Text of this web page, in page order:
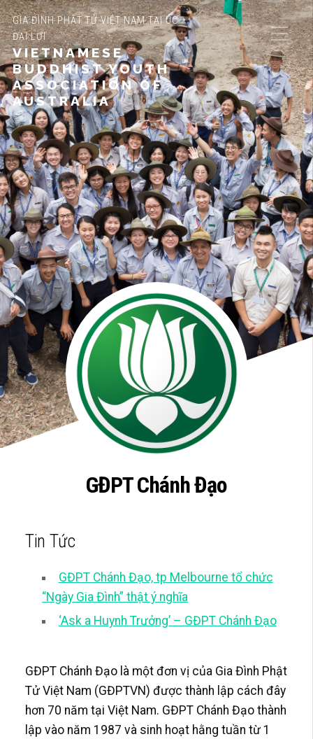
GIA ĐÌNH PHẬT TỬ VIỆT NAM TẠI ÚC
ĐẠI LỢI
VIETNAMESE
BUDDHIST YOUTH
ASSOCIATION OF
AUSTRALIA
GĐPT Chánh Đạo
Tin Tức
GĐPT Chánh Đạo, tp Melbourne tổ chức
“Ngày Gia Đình” thật ý nghĩa
‘Ask a Huynh Trưởng’ – GĐPT Chánh Đạo
GĐPT Chánh Đạo là một đơn vị của Gia Đình Phật
Tử Việt Nam (GĐPTVN) được thành lập cách đây
hơn 70 năm tại Việt Nam. GĐPT Chánh Đạo thành
lập vào năm 1987 và sinh hoạt hằng tuần từ 1